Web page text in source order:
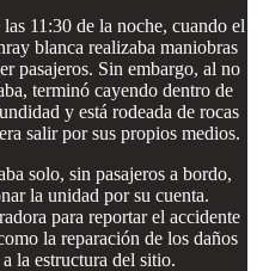
11:30 de la noche, cuando el
blanca realizaba maniobras
pasajeros. Sin embargo, al no
terminó cayendo dentro de
y está rodeada de rocas
salir por sus propios medios.
solo, sin pasajeros a bordo,
la unidad por su cuenta.
para reportar el accidente
la reparación de los daños
la estructura del sitio.